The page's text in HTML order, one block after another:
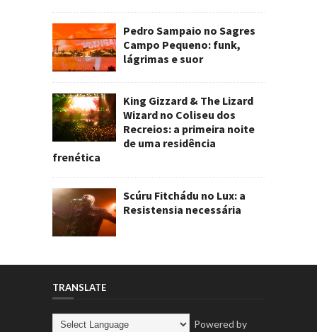
Pedro Sampaio no Sagres
Campo Pequeno: funk,
lágrimas e suor
King Gizzard & The Lizard
Wizard no Coliseu dos
Recreios: a primeira noite
de uma residência
frenética
Scúru Fitchádu no Lux: a
Resistensia necessária
TRANSLATE
Powered by